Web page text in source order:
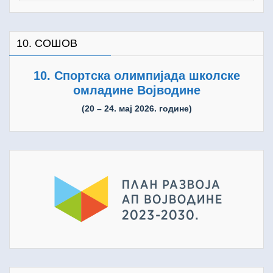
10. СОШОВ
10. Спортска олимпијада школске
омладине Војводине
(20 – 24. мај 2026. године)